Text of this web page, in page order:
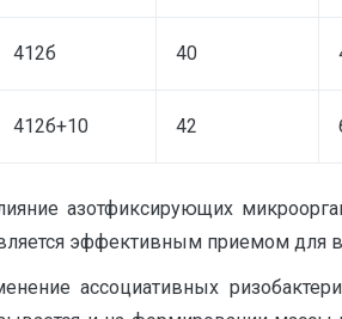
412б 40
412б+10 42
азотфиксирующих
эффективным приемом для
ассоциативных